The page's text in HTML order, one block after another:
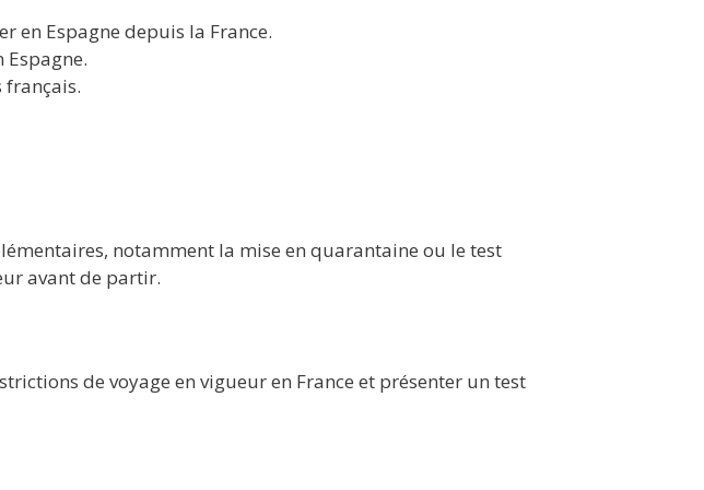
en Espagne depuis la France.
Espagne.
notamment la mise en quarantaine ou le test
avant de partir.
de voyage en vigueur en France et présenter un test